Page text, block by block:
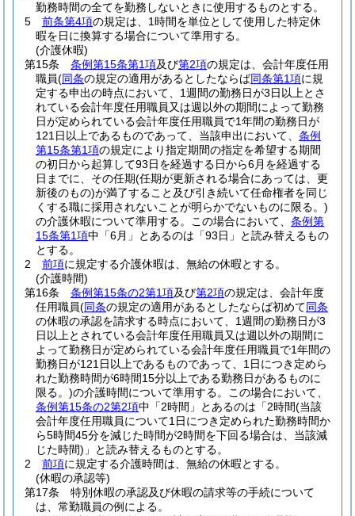
勤務時間の全てを勤務しないときに使用するものとする。
5
前条第4項の規定は、1時間を単位として使用した特定休
暇を日に換算する場合について準用する。
(介護休暇)
第15条
条例第15条第1項及び第2項の規定は、会計年度任用
職員(同条の規定の適用があるとしたならば同条第1項に規
定する申出の時点において、1週間の勤務日が3日以上とさ
れている会計年度任用職員又は週以外の期間によって勤務
日が定められている会計年度任用職員で1年間の勤務日が
121日以上であるものであって、当該申出において、 条例
第15条第1項の規定により指定期間の指定を希望する期間
の初日から起算して93日を経過する日から6月を経過する
日までに、その任期(任期が更新される場合にあっては、更
新後のもの)が満了すること及び引き続いて任命権者を同じ
くする職に採用されないことが明らかでないものに限る。)
の介護休暇について準用する。
この場合において、 条例第
15条第1項中「6月」とあるのは「93日」と読み替えるもの
とする。
2
前項に規定する介護休暇は、無給の休暇とする。
(介護時間)
第16条
条例第15条の2第1項及び第2項の規定は、会計年度
任用職員(同条の規定の適用があるとしたならば初めて同条
の休暇の承認を請求する時点において、1週間の勤務日が3
日以上とされている会計年度任用職員又は週以外の期間に
よって勤務日が定められている会計年度任用職員で1年間の
勤務日が121日以上であるものであって、1日につき定めら
れた勤務時間が6時間15分以上である勤務日があるものに
限る。)の介護時間について準用する。
この場合において、
条例第15条の2第2項中「2時間」とあるのは「2時間(当該
会計年度任用職員について1日につき定められた勤務時間か
ら5時間45分を減じた時間が2時間を下回る場合は、当該減
じた時間) 」と読み替えるものとする。
2
前項に規定する介護時間は、無給の休暇とする。
(休暇の承認等)
第17条
特別休暇の承認及び休暇の請求等の手続について
は、常勤職員の例による。